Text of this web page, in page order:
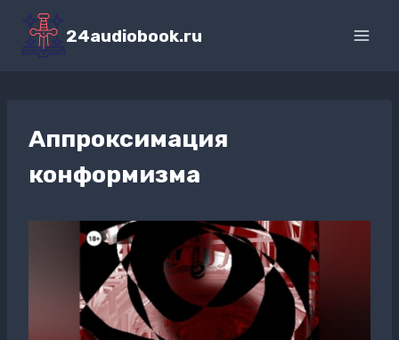
Перейти
содержимому
24audiobook.ru
Аппроксимация
конформизма